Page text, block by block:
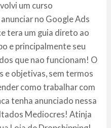
um curso
no Google Ads
tera um guia direto ao
e principalmente seu
que nao funcionam! O
e objetivas, sem termos
como trabalhar com
tenha anunciado nessa
Mediocres! Atinja